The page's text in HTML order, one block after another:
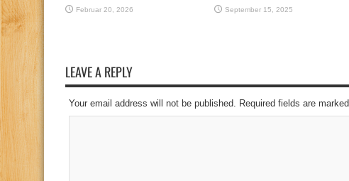
Februar 20, 2026 September 15, 2025
LEAVE A REPLY
Your email address will not be published. Required fields are marked